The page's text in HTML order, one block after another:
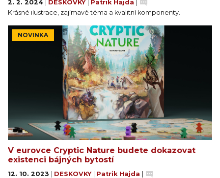
2. 2. 2024 DESKOVKY Patrik Hajda
Krásné ilustrace, zajímavé téma a kvalitní komponenty.
NOVINKA
V eurovce Cryptic Nature budete dokazovat
existenci bájných bytostí
12. 10. 2023 DESKOVKY Patrik Hajda